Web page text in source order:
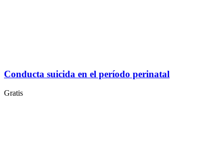
Conducta suicida en el período perinatal
Gratis